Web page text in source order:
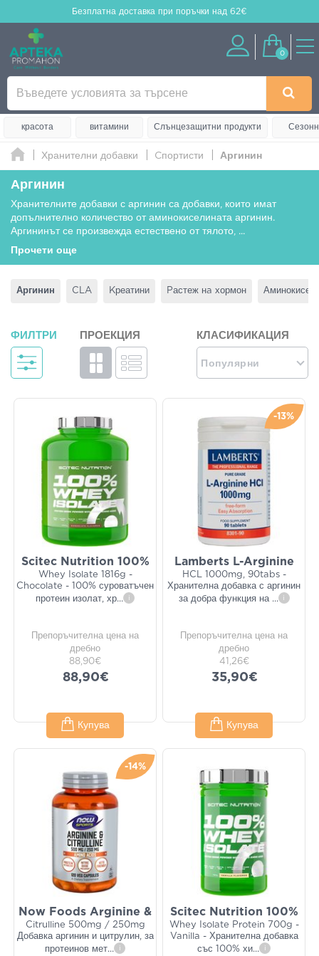
Безплатна доставка при поръчки над 62€
0
красота витамини Слънцезащитни продукти
Хранителни добавки Cпортисти Аргинин
Аргинин
Хранителните добавки с аргинин са добавки, които имат
допълнително количество от аминокиселината аргинин.
Аргининът се произвежда естествено от тялото, ...
Прочети още
Аргинин CLA Kреатини Ρастеж нa хормон
ФИЛТРИ ПРОЕКЦИЯ КЛАСИФИКАЦИЯ
Популярни
Scitec Nutrition 100%
Whey Isolate 1816g -
Chocolate - 100% суроватъчен
протеин изолат, хр... i
Препоръчителна цена на
дребно
88,90€
88,90€
Купува
-13%
Lamberts L-Arginine
HCL 1000mg, 90tabs -
Хранителна добавка с аргинин
за добра функция на ... i
Препоръчителна цена на
дребно
41,26€
35,90€
Купува
-14%
Now Foods Arginine &
Citrulline 500mg / 250mg
Добавка аргинин и цитрулин, за
протеинов мет... i
Scitec Nutrition 100%
Whey Isolate Protein 700g -
Vanilla - Хранителна добавка
със 100% хи... i